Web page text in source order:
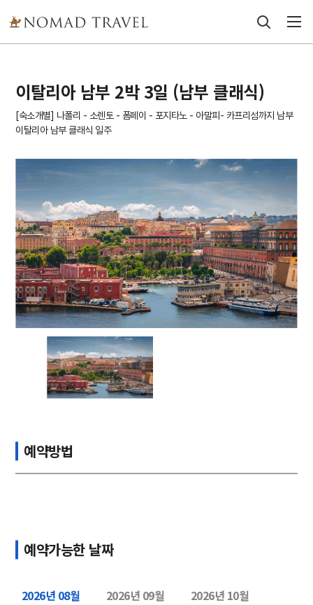
이탈리아 남부 2박 3일 (남부 클래식)
[숙소개별] 나폴리 - 소렌토 - 폼페이 - 포지타노 - 아말피- 카프리섬까지 남부
이탈리아 남부 클래식 일주
예약방법
예약가능한 날짜
2026년 08월 2026년 09월 2026년 10월